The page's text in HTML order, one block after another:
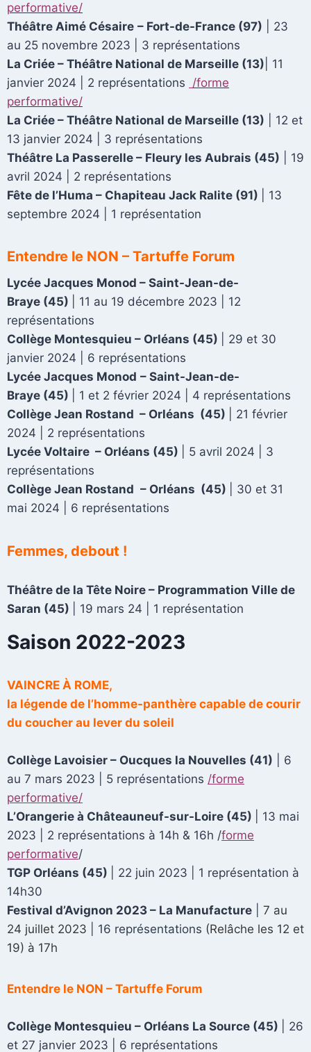
performative/
Théâtre Aimé Césaire – Fort-de-France (97)
| 23
au 25 novembre 2023
3 représentations
La Criée – Théâtre National de Marseille (13) | 11
janvier 2024 | 2 représentations /forme
performative/
La Criée – Théâtre National de Marseille (13)
12 et
13 janvier 2024
| 3 représentations
Théâtre La Passerelle – Fleury les Aubrais (45)
19
avril 2024
| 2 représentations
Fête de l’Huma – Chapiteau Jack Ralite (91)
13
septembre 2024
| 1 représentation
Entendre le NON – Tartuffe Forum
Lycée Jacques Monod – Saint-Jean-de-
Braye (45)
| 11 au 19 décembre 2023 | 12
représentations
Collège Montesquieu – Orléans (45)
| 29 et 30
janvier 2024 | 6 représentations
Lycée Jacques Monod – Saint-Jean-de-
Braye (45)
| 1 et 2 février 2024 | 4 représentations
Collège Jean Rostand – Orléans (45)
| 21 février
2024 | 2 représentations
Lycée Voltaire – Orléans (45)
| 5 avril 2024 | 3
représentations
Collège Jean Rostand – Orléans (45)
| 30 et 31
mai 2024 | 6 représentations
Femmes, debout !
Théâtre de la Tête Noire – Programmation Ville de
Saran (45)
| 19 mars 24 | 1 représentation
Saison 2022-2023
VAINCRE À ROME,
la légende de l’homme-panthère capable de courir
du coucher au lever du soleil
Collège Lavoisier – Oucques la Nouvelles (41)
| 6
au 7 mars 2023 | 5 représentations /forme
performative/
L’Orangerie à Châteauneuf-sur-Loire (45)
| 13 mai
2023 | 2 représentations à 14h & 16h /forme
performative/
TGP Orléans (45)
| 22 juin 2023 | 1 représentation à
14h30
Festival d’Avignon 2023 – La Manufacture
7 au
24 juillet 2023
| 16 représentations (Relâche les 12 et
19) à 17h
Entendre le NON – Tartuffe Forum
Collège Montesquieu – Orléans La Source (45)
| 26
et 27 janvier 2023 | 6 représentations